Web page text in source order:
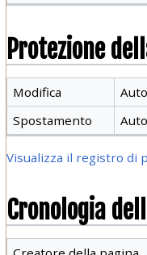
Protezione
Modifica
Spostamento
Visualizza il registro di
Cronologia